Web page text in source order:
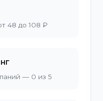
48 до 108 ₽
— 0 из 5